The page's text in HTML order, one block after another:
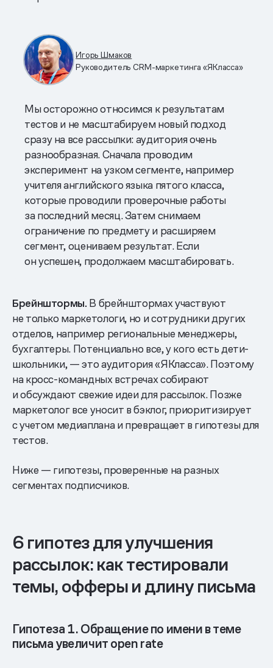
Игорь Шмаков
Руководитель CRM-маркетинга «ЯКласса»
Мы осторожно относимся к результатам
тестов и не масштабируем новый подход
сразу на все рассылки: аудитория очень
разнообразная. Сначала проводим
эксперимент на узком сегменте, например
учителя английского языка пятого класса,
которые проводили проверочные работы
за последний месяц. Затем снимаем
ограничение по предмету и расширяем
сегмент, оцениваем результат. Если
он успешен, продолжаем масштабировать.
Брейнштормы. В брейнштормах участвуют
не только маркетологи, но и сотрудники других
отделов, например региональные менеджеры,
бухгалтеры. Потенциально все, у кого есть дети-
школьники, — это аудитория «ЯКласса». Поэтому
на кросс-командных встречах собирают
и обсуждают свежие идеи для рассылок. Позже
маркетолог все уносит в бэклог, приоритизирует
с учетом медиаплана и превращает в гипотезы для
тестов.
Ниже — гипотезы, проверенные на разных
сегментах подписчиков.
6 гипотез для улучшения
рассылок: как тестировали
темы, офферы и длину письма
Гипотеза 1. Обращение по имени в теме
письма увеличит open rate